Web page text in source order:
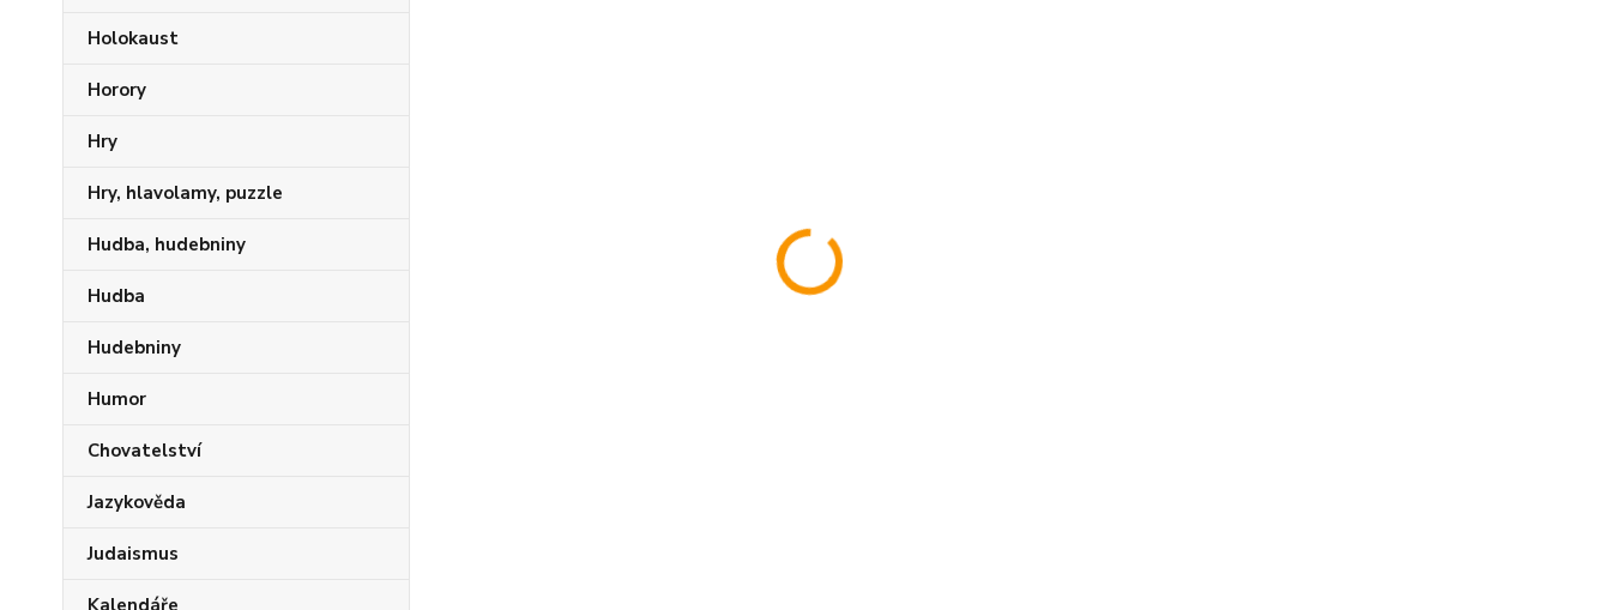
Holokaust
Horory
Hry
Hry, hlavolamy, puzzle
Hudba, hudebniny
Hudba
Hudebniny
Humor
Chovatelství
Jazykověda
Judaismus
Kalendáře